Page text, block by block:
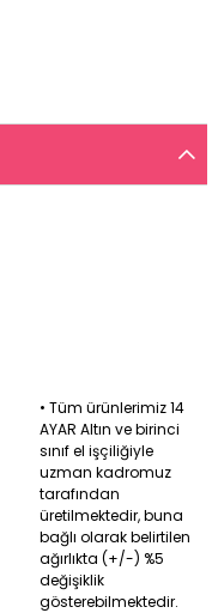
• Tüm ürünlerimiz 14
AYAR Altın ve birinci
sınıf el işçiliğiyle
uzman kadromuz
tarafından
üretilmektedir, buna
bağlı olarak belirtilen
ağırlıkta (+/-) %5
değişiklik
gösterebilmektedir.